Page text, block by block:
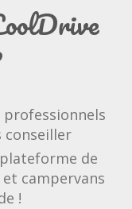
professionnels
conseiller
de
campervans
!